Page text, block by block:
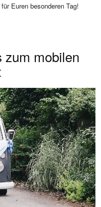
Euren besonderen Tag!
zum mobilen